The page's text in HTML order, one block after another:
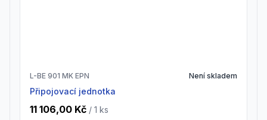
L-BE 901 MK EPN Není skladem
Připojovací jednotka
11 106,00 Kč / 1 ks